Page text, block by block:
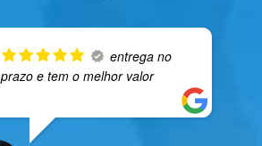
entrega no
prazo e tem o melhor valor